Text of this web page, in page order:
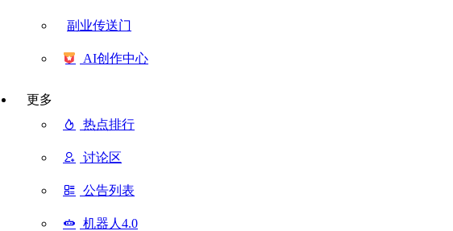
副业传送门
AI创作中心
更多
热点排行
讨论区
公告列表
机器人4.0